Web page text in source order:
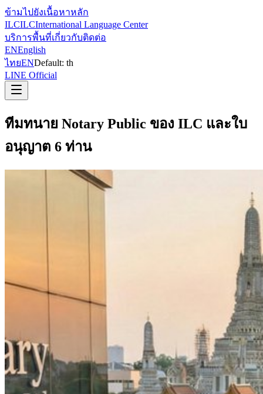
ข้ามไปยังเนื้อหาหลัก
ILCILCInternational Language Center
บริการพื้นที่เกี่ยวกับติดต่อ
ENEnglish
ไทยENDefault: th
LINE Official
ทีมทนาย Notary Public ของ ILC และใบ
อนุญาต 6 ท่าน